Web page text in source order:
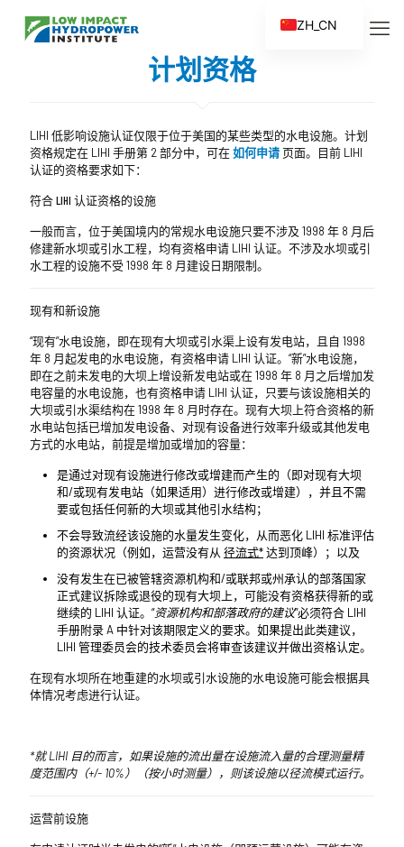
计划资格
LIHI 低影响设施认证仅限于位于美国的某些类型的水电设施。计划
资格规定在 LIHI 手册第 2 部分中，可在如何申请 页面。目前 LIHI
认证的资格要求如下：
符合 LIHI 认证资格的设施
一般而言，位于美国境内的常规水电设施只要不涉及 1998 年 8 月后
修建新水坝或引水工程，均有资格申请 LIHI 认证。不涉及水坝或引
水工程的设施不受 1998 年 8 月建设日期限制。
现有和新设施
“现有”水电设施，即在现有大坝或引水渠上设有发电站，且自 1998
年 8 月起发电的水电设施，有资格申请 LIHI 认证。“新”水电设施，
即在之前未发电的大坝上增设新发电站或在 1998 年 8 月之后增加发
电容量的水电设施，也有资格申请 LIHI 认证，只要与该设施相关的
大坝或引水渠结构在 1998 年 8 月时存在。现有大坝上符合资格的新
水电站包括已增加发电设备、对现有设备进行效率升级或其他发电
方式的水电站，前提是增加或增加的容量：
是通过对现有设施进行修改或增建而产生的（即对现有大坝
和/或现有发电站（如果适用）进行修改或增建），并且不需
要或包括任何新的大坝或其他引水结构；
不会导致流经该设施的水量发生变化，从而恶化 LIHI 标准评估
的资源状况（例如，运营没有从 径流式*达到顶峰）；以及
没有发生在已被管辖资源机构和/或联邦或州承认的部落国家
正式建议拆除或退役的现有大坝上，可能没有资格获得新的或
继续的 LIHI 认证。“资源机构和部落政府的建议”必须符合 LIHI
手册附录 A 中针对该期限定义的要求。如果提出此类建议，
LIHI 管理委员会的技术委员会将审查该建议并做出资格认定。
在现有水坝所在地重建的水坝或引水设施的水电设施可能会根据具
体情况考虑进行认证。
*就 LIHI 目的而言，如果设施的流出量在设施流入量的合理测量精
度范围内（+/- 10%）（按小时测量），则该设施以径流模式运行。
运营前设施
ZH_CN
ZH